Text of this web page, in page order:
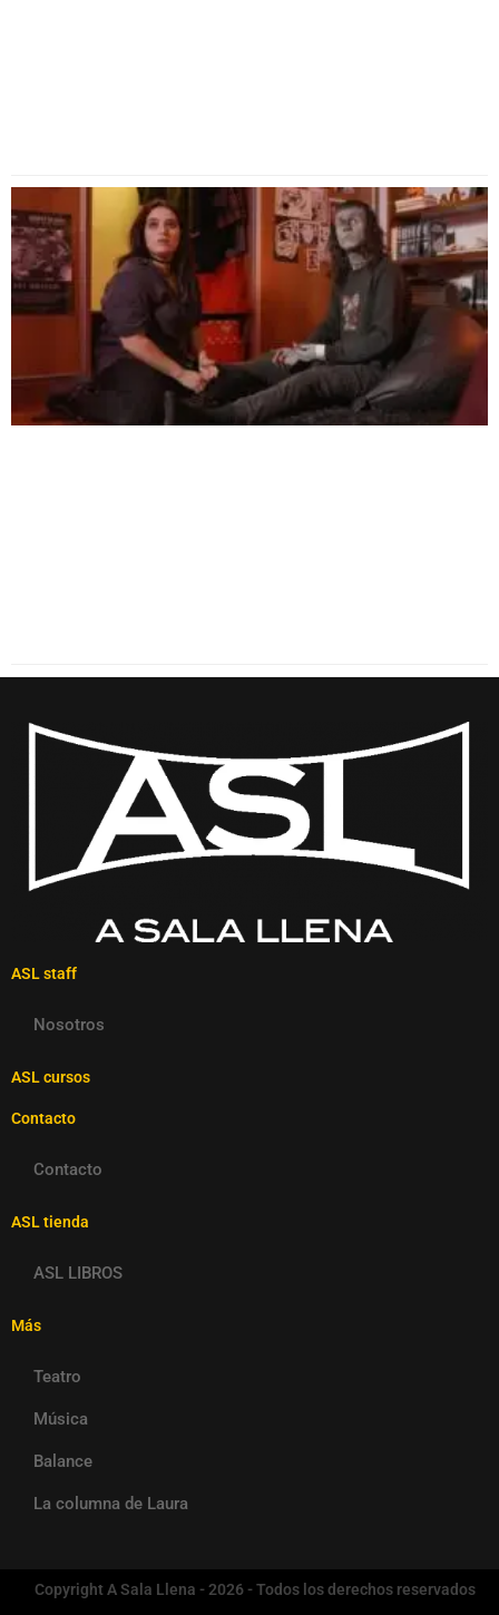
ASL staff
Nosotros
ASL cursos
Contacto
Contacto
ASL tienda
ASL LIBROS
Más
Teatro
Música
Balance
La columna de Laura
Copyright A Sala Llena - 2026 - Todos los derechos reservados